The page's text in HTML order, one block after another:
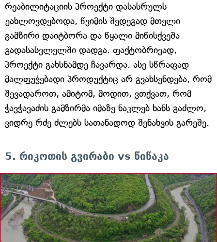
რეაბილიტაციის პროექტი დასასრულს
უახლოვდებოდა, წვიმის შედეგად მთელი
გამზირი დაიტბორა და წყალი მიწისქვეშა
გადასასვლელში დადგა. ფაქტობრივად,
პროექტი გახსნამდე ჩავარდა. ასე სწრაფად
მალფუჭებადი პროდუქტიც არ გვახსენდება, რომ
შევადაროთ, ამიტომ, მოდით, ვთქვათ, რომ
ჭავჭავაძის გამზირმა იმაზე ნაკლებ ხანს გაძლო,
ვიდრე რძე ძლებს სათანადოდ შენახვის გარეშე.
5. რიკოთის გვირაბი vs წიწაკა